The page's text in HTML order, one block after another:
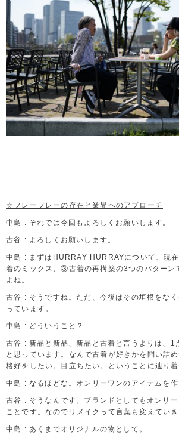
☆フレーフレーの存在と業界へのアプローチ
中島 : それでは今回もよろしくお願いします。
古谷 : よろしくお願いします。
中島 : まずはHURRAY HURRAYについて、現
着のミックス、③古着の再構築の3つのパターン
よね。
古谷 : そうですね。ただ、今後はその垣根をな
っています。
中島 : どういうこと？
古谷 : 新品と新品、新品と古着と言うよりは、1
と思っています。なんで古着が好きかを問い詰
格好をしたい。目立ちたい。ということに辿り着
中島 : なるほどな。オンリーワンのアイテムを作
古谷 : そうなんです。ブランドとしてもオンリ
ことです。なのでリメイクって言葉も変えていき
中島 : あくまでオリジナルの物として。